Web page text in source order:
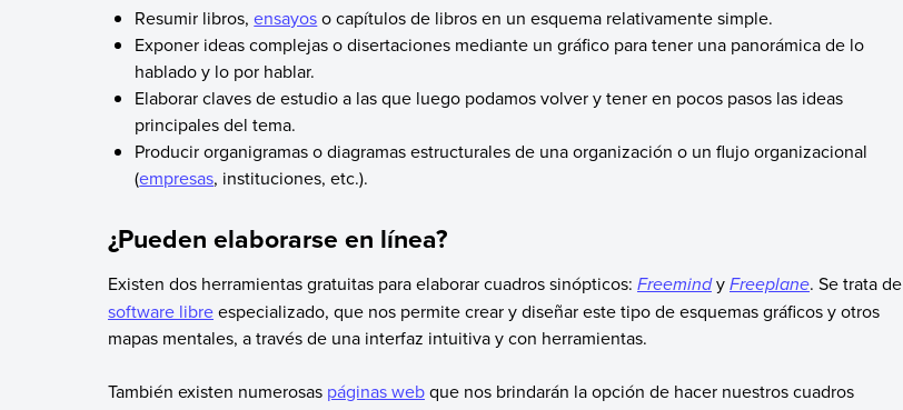
Resumir libros,ensayoso capítulos de libros en un esquema relativamente simple.
Exponer ideas complejas o disertaciones mediante un gráfico para tener una panorámica de lo
hablado y lo por hablar.
Elaborar claves de estudio a las que luego podamos volver y tener en pocos pasos las ideas
principales del tema.
Producir organigramas o diagramas estructurales de una organización o un flujo organizacional
(empresas, instituciones, etc.).
¿Pueden elaborarse en línea?
Existen dos herramientas gratuitas para elaborar cuadros sinópticos: FreemindyFreeplane. Se trata de
software libreespecializado, que nos permite crear y diseñar este tipo de esquemas gráficos y otros
mapas mentales, a través de una interfaz intuitiva y con herramientas.
También existen numerosas páginas webque nos brindarán la opción de hacer nuestros cuadros